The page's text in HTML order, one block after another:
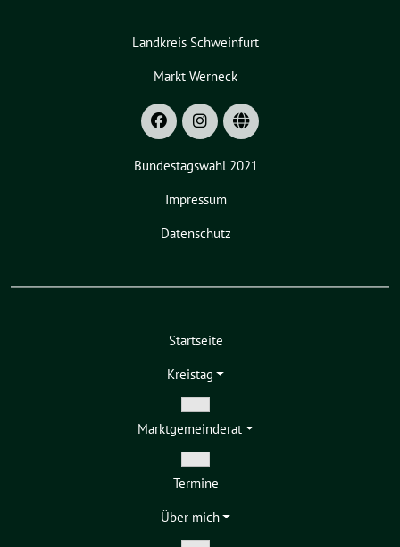
Landkreis Schweinfurt
Markt Werneck
Bundestagswahl 2021
Impressum
Datenschutz
Startseite
Kreistag
Zeige
Untermenü
Markt­gemeinderat
Zeige
Untermenü
Termine
Über mich